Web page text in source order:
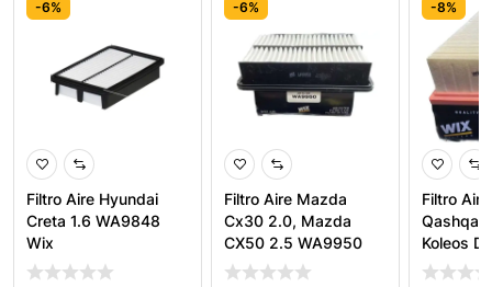
-6%
Filtro Aire Hyundai
Creta 1.6 WA9848
Wix
-6%
Filtro Aire Mazda
Cx30 2.0, Mazda
CX50 2.5 WA9950
Wix
-8%
Filtro
Qashqai
Koleos